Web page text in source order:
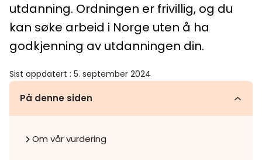
utdanning. Ordningen er frivillig, og du
kan søke arbeid i Norge uten å ha
godkjenning av utdanningen din.
Sist oppdatert : 5. september 2024
På denne siden
Om vår vurdering